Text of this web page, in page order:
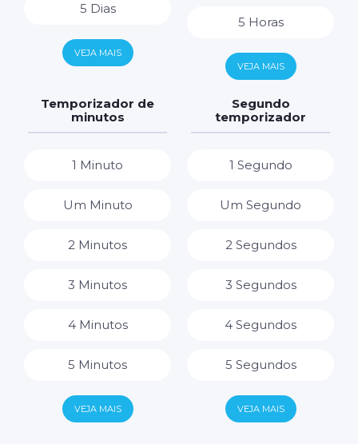
5 Dias
6 Dias
VEJA MAIS
5 Horas
6 Horas
7 Horas
15 Horas
VEJA MAIS
Temporizador de
minutos
1 Minuto
Um Minuto
2 Minutos
3 Minutos
4 Minutos
5 Minutos
6 Minutos
VEJA MAIS
Segundo
temporizador
1 Segundo
Um Segundo
2 Segundos
3 Segundos
4 Segundos
5 Segundos
6 Segundos
VEJA MAIS